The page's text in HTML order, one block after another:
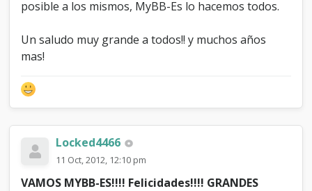
posible a los mismos, MyBB-Es lo hacemos todos.
Un saludo muy grande a todos!! y muchos años
mas!
Locked4466
11 Oct, 2012, 12:10 pm
VAMOS MYBB-ES!!!! Felicidades!!!! GRANDES